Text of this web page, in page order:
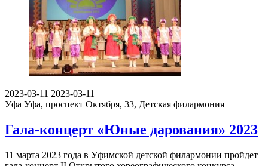
2023-03-11 2023-03-11
Уфа Уфа, проспект Октября, 33, Детская филармония
Гала-концерт «Юные дарования» 2023
11 марта 2023 года в Уфимской детской филармонии пройдет